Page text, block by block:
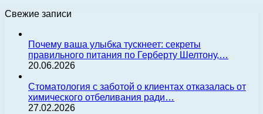
Свежие записи
Почему ваша улыбка тускнеет: секреты
правильного питания по Герберту Шелтону,…
20.06.2026
Стоматология с заботой о клиентах отказалась от
химического отбеливания ради…
27.02.2026